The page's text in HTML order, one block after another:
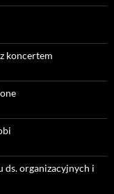
koncertem
ds. organizacyjnych i